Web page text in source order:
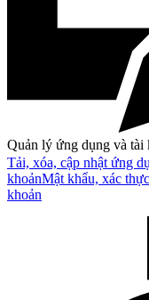
Quản lý ứng dụng và tài
Tải, xóa, cập nhật ứng
khoảnMật khẩu, xác
khoản